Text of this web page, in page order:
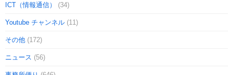
ICT（情報通信） (34)
Youtube チャンネル (11)
その他 (172)
ニュース (56)